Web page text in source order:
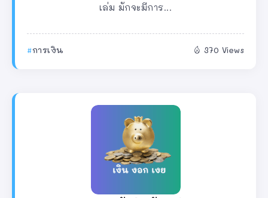
เล่ม มักจะมีการ...
การเงิน 370 Views